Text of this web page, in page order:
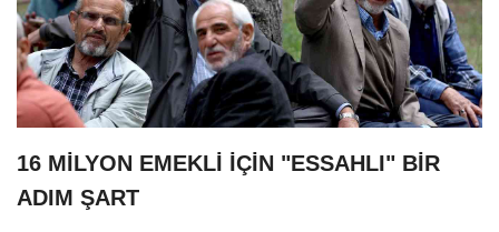
16 MİLYON EMEKLİ İÇİN "ESSAHLI" BİR
ADIM ŞART